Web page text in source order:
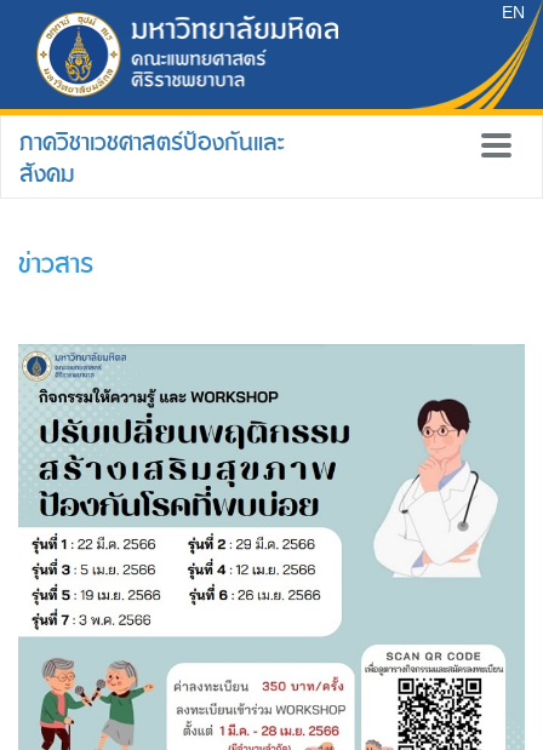
EN
ภาควิชาเวชศาสตร์ป้องกันและ
สังคม
ข่าวสาร